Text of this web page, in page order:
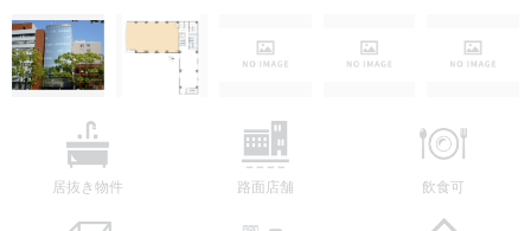
居抜き物件 路面店舗 飲食可